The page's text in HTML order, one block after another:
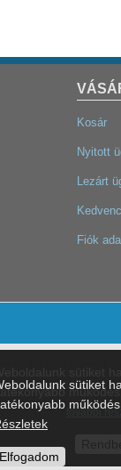
Kosár
Nyitott
Lezárt
Fiók
A Modern Alarm Kft.,
haszonért, anyagi,
az
működés
további
sütiket
Elfogadom